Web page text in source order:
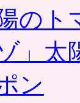
のト
」太
ン